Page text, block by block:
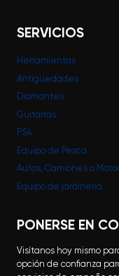
SERVICIOS
Herramientas
Antigüedades
Diamantes
Guitarras
PS4
Equipo de Pesca
Autos, Camiones o
Equipo de jardinería
PONERSE EN
Visítanos hoy mismo
opción de confianza